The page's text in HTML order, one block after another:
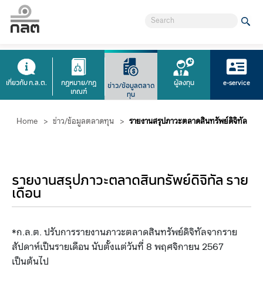
เกี่ยวกับ ก.ล.ต.
กฎหมาย/กฎ
เกณฑ์
ข่าว/ข้อมูลตลาด
ทุน
ผู้ลงทุน e-service
Home > ข่าว/ข้อมูลตลาดทุน > รายงานสรุปภาวะตลาดสินทรัพย์ดิจิทัล
รายงานสรุปภาวะตลาดสินทรัพย์ดิจิทัล ราย
เดือน
​​​​​​​​​*ก.ล.ต. ปรับการรายงานภาวะตลาดสินทรัพย์ดิจิทัลจากราย
สัปดาห์เป็นรายเดือน นับตั้งแต่วันที่ 8 พฤศจิกายน 2567
เป็นต้นไป